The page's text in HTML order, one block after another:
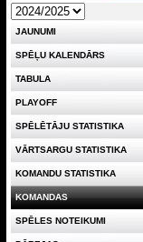
JAUNUMI
SPĒĻU KALENDĀRS
TABULA
PLAYOFF
SPĒLĒTĀJU STATISTIKA
VĀRTSARGU STATISTIKA
KOMANDU STATISTIKA
KOMANDAS
SPĒLES NOTEIKUMI